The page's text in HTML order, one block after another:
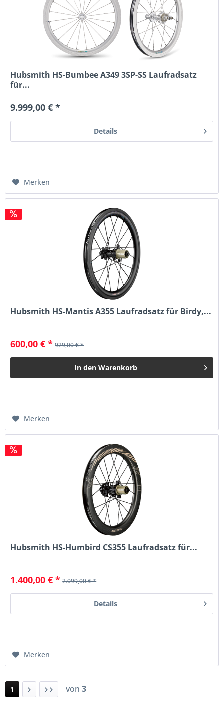
Hubsmith HS-Bumbee A349 3SP-SS Laufradsatz
für...
9.999,00 € *
Details
Merken
Hubsmith HS-Mantis A355 Laufradsatz für Birdy,...
600,00 € * 929,00 € *
In den Warenkorb
Merken
Hubsmith HS-Humbird CS355 Laufradsatz für...
1.400,00 € * 2.099,00 € *
Details
Merken
1 von 3